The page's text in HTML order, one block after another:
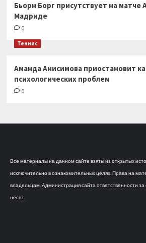
Бьорн Борг присутствует на матче
Мадриде
0
Теннис
Аманда Анисимова приостановит
психологических проблем
0
Все материалы на данном сайте взяты из открытых
исключительно в ознакомительных целях. Права на
владельцам. Администрация сайта ответственности
несет.